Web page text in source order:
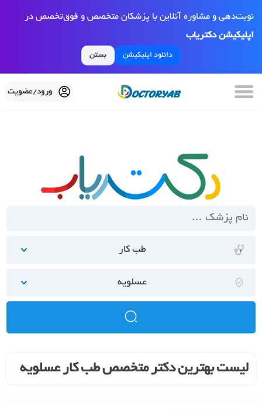
نوبت‌دهی و مشاوره آنلاین با پزشکان متخصص و فوق‌تخصص در
اپلیکیشن دکتریاب
دانلود اپلیکیشن بستن
ورود/عضویت
طب کار
عسلویه
لیست بهترین دکتر متخصص طب کار عسلویه